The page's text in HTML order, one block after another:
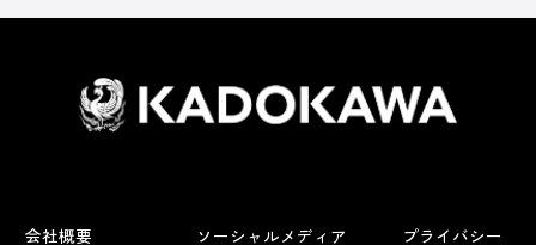
会社概要 ソーシャルメディア プライバシー